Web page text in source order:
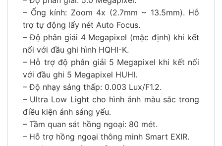
– Ống kính: Zoom 4x (2.7mm ~ 13.5mm). Hỗ
trợ tự động lấy nét Auto Focus.
– Độ phân giải 4 Megapixel (mặc định) khi kết
nối với đầu ghi hình HQHI-K.
– Hỗ trợ độ phân giải 5 Megapixel khi kết nối
với đầu ghi 5 Megapixel HUHI.
– Độ nhạy sáng thấp: 0.003 Lux/F1.2.
– Ultra Low Light cho hình ảnh màu sắc trong
điều kiện ánh sáng yếu.
– Tầm quan sát hồng ngoại: 80 mét.
– Hỗ trợ hồng ngoại thông minh Smart EXIR.